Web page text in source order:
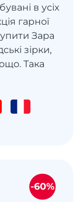
в усіх
гарної
Зара
зірки,
Така
-60%